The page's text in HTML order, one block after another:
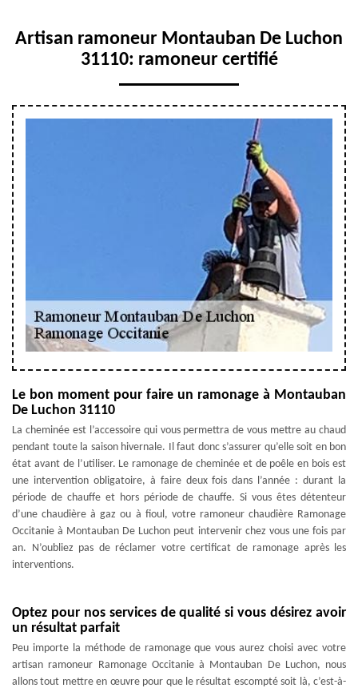
Artisan ramoneur Montauban De Luchon
31110: ramoneur certifié
Le bon moment pour faire un ramonage à Montauban
De Luchon 31110
La cheminée est l’accessoire qui vous permettra de vous mettre au chaud
pendant toute la saison hivernale. Il faut donc s’assurer qu’elle soit en bon
état avant de l’utiliser. Le ramonage de cheminée et de poêle en bois est
une intervention obligatoire, à faire deux fois dans l’année : durant la
période de chauffe et hors période de chauffe. Si vous êtes détenteur
d’une chaudière à gaz ou à fioul, votre ramoneur chaudière Ramonage
Occitanie à Montauban De Luchon peut intervenir chez vous une fois par
an. N’oubliez pas de réclamer votre certificat de ramonage après les
interventions.
Optez pour nos services de qualité si vous désirez avoir
un résultat parfait
Peu importe la méthode de ramonage que vous aurez choisi avec votre
artisan ramoneur Ramonage Occitanie à Montauban De Luchon, nous
allons tout mettre en œuvre pour que le résultat escompté soit là, c’est-à-